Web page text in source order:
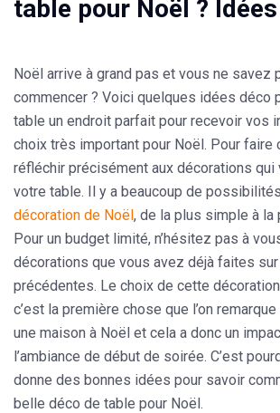
table pour Noël ? Idées
Noël arrive à grand pas et vous ne savez
commencer ? Voici quelques idées déco
table un endroit parfait pour recevoir vos
choix très important pour Noël. Pour faire
réfléchir précisément aux décorations qui
votre table. Il y a beaucoup de
décoration de Noël, de la plus simple à la
Pour un budget limité, n’hésitez pas à
décorations que vous avez déjà faites
précédentes. Le choix de cette
c’est la première chose que l’on
une maison à Noël et cela a donc un
l’ambiance de début de soirée. C’est
donne des bonnes idées pour savoir
belle déco de table pour Noël.